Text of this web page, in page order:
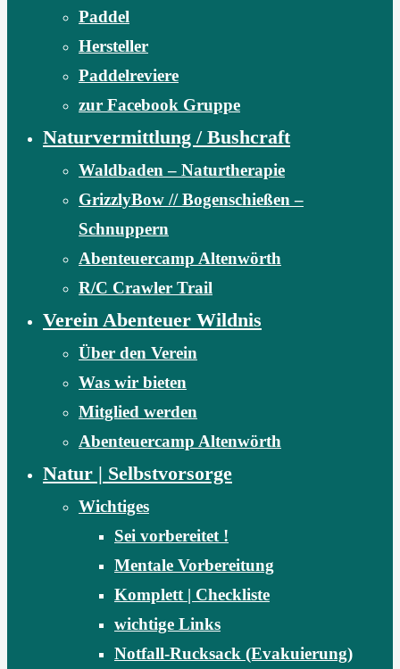
Paddel
Hersteller
Paddelreviere
zur Facebook Gruppe
Naturvermittlung / Bushcraft
Waldbaden – Naturtherapie
GrizzlyBow // Bogenschießen –
Schnuppern
Abenteuercamp Altenwörth
R/C Crawler Trail
Verein Abenteuer Wildnis
Über den Verein
Was wir bieten
Mitglied werden
Abenteuercamp Altenwörth
Natur | Selbstvorsorge
Wichtiges
Sei vorbereitet !
Mentale Vorbereitung
Komplett | Checkliste
wichtige Links
Notfall-Rucksack (Evakuierung)